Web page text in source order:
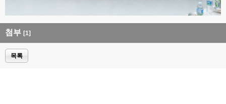
첨부 [1]
목록